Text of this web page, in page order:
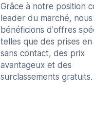
Grâce à notre position
leader du marché, nous
bénéficions d'offres
telles que des prises en
sans contact, des prix
avantageux et des
surclassements gratuits.